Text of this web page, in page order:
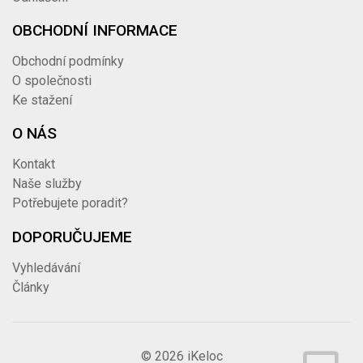
OBCHODNÍ INFORMACE
Obchodní podmínky
O společnosti
Ke stažení
O NÁS
Kontakt
Naše služby
Potřebujete poradit?
DOPORUČUJEME
Vyhledávání
Články
© 2026 iKeloc